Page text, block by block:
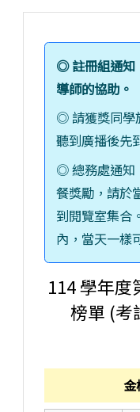
◎ 註冊組通知
導師的協助。
◎ 請獲獎同學
聽到廣播後先
◎ 總務處通知
餐獎勵，請於
到閱覽室集合
內，當天一樣
114 學年度
榜單 (考
金